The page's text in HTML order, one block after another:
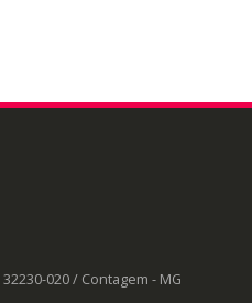
32230-020/ Contagem - MG